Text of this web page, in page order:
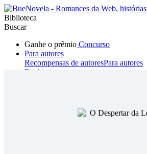
Biblioteca
Buscar
Ganhe o prêmio Concurso
Para autores
Recompensas de autoresPara autores
Ranking
Hombre lobo Mafia